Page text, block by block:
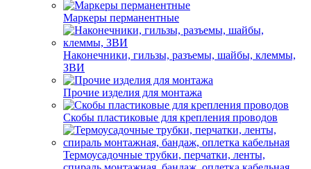
Маркеры перманентные
Наконечники, гильзы, разъемы, шайбы, клеммы,
ЗВИ
Прочие изделия для монтажа
Скобы пластиковые для крепления проводов
Термоусадочные трубки, перчатки, ленты,